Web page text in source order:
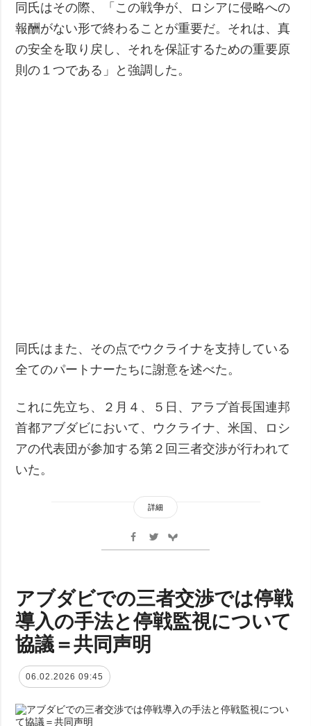
同氏はその際、「この戦争が、ロシアに侵略への
報酬がない形で終わることが重要だ。それは、真
の安全を取り戻し、それを保証するための重要原
則の１つである」と強調した。
同氏はまた、その点でウクライナを支持している
全てのパートナーたちに謝意を述べた。
これに先立ち、２月４、５日、アラブ首長国連邦
首都アブダビにおいて、ウクライナ、米国、ロシ
アの代表団が参加する第２回三者交渉が行われて
いた。
詳細
アブダビでの三者交渉では停戦
導入の手法と停戦監視について
協議＝共同声明
06.02.2026 09:45